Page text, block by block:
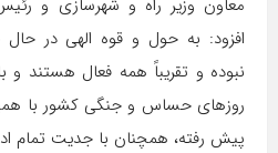
معاون وزیر راه و شهرسازی و
افزود: به حول و قوه الهی در
نبوده و تقریباً همه فعال هستند
روزهای حساس و جنگی کشور با
پیش رفته، همچنان با جدیت تمام